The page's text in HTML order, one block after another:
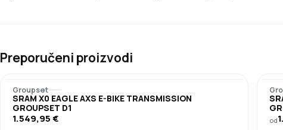
Preporučeni proizvodi
Groupset
SRAM X0 EAGLE AXS E-BIKE TRANSMISSION
GROUPSET D1
1.549,95€ od